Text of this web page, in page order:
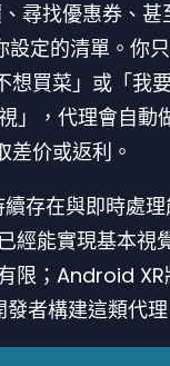
尋找優惠券、甚
定的清單。你
想買菜」或「我
」，代理會自動
差价或返利。
存在與即時處
經能實現基本視
限；Android XR
者構建這類代